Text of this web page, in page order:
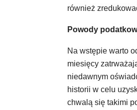
również
Powody
Na wstępie warto
miesięcy
niedawnym
historii w celu
chwalą się takimi